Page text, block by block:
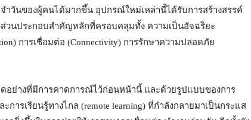
วันของผู้คนได้มากขึ้น อุปกรณ์ใหม่เหล่านี้ได้รับการสร้างสรรค์
วนประกอบสำคัญหลักที่ครอบคลุมทั้ง ความเป็นอัจฉริยะ
การเชื่อมต่อ (Connectivity) การรักษาความปลอดภัย
อย่างที่มีการคาดการณ์ไว้ก่อนหน้านี้ และด้วยรูปแบบของการ
การเรียนรู้ทางไกล (remote learning) ที่กำลังกลายมาเป็นกระแส